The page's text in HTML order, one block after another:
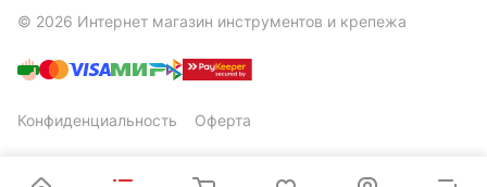
© 2026 Интернет магазин инструментов и крепежа
Конфиденциальность Оферта